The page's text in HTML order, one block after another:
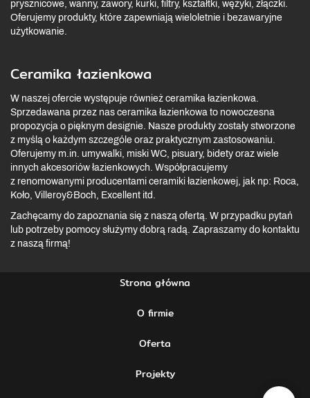
prysznicowe, wanny, zawory, kurki, filtry, kształtki, wężyki, złączki.
Oferujemy produkty, które zapewniają wieloletnie i bezawaryjne
użytkowanie.
Ceramika łazienkowa
W naszej ofercie występuje również ceramika łazienkowa.
Sprzedawana przez nas ceramika łazienkowa to nowoczesna
propozycja o pięknym designie. Nasze produkty zostały stworzone
z myślą o każdym szczególe oraz praktycznym zastosowaniu.
Oferujemy m.in. umywalki, miski WC, pisuary, bidety oraz wiele
innych akcesoriów łazienkowych. Współpracujemy
z renomowanymi producentami ceramiki łazienkowej, jak np: Roca,
Koło, Villeroy&Boch, Excellent itd.
Zachęcamy do zapoznania się z naszą ofertą. W przypadku pytań
lub potrzeby pomocy służymy dobrą radą. Zapraszamy do kontaktu
z naszą firmą!
Strona główna
O firmie
Oferta
Projekty